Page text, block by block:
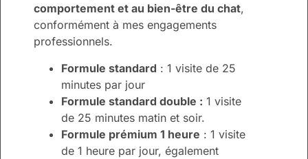
comportement et au bien-être du chat,
conformément à mes engagements
professionnels.
Formule standard : 1 visite de 25
minutes par jour
Formule standard double : 1 visite
de 25 minutes matin et soir.
Formule prémium 1 heure : 1 visite
de 1 heure par jour, également